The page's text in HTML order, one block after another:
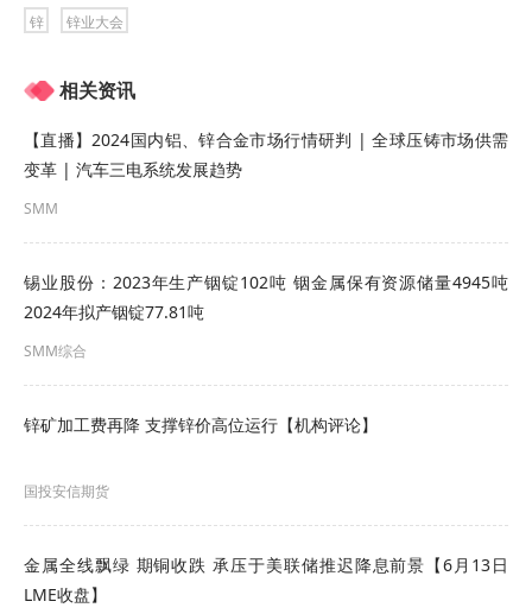
► 接待台
► 电视机
► 桌椅
► 4个参会名额
► 线上+线上企业LOGO多渠道展示
锌 锌业大会
相关资讯
【直播】2024国内铝、锌合金市场行情研判 | 全球压铸市场供需
变革 | 汽车三电系统发展趋势
SMM
锡业股份：2023年生产铟锭102吨 铟金属保有资源储量4945吨
2024年拟产铟锭77.81吨
SMM综合
锌矿加工费再降 支撑锌价高位运行【机构评论】
国投安信期货
金属全线飘绿 期铜收跌 承压于美联储推迟降息前景【6月13日
LME收盘】